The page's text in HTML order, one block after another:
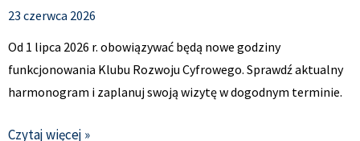
23 czerwca 2026
Od 1 lipca 2026 r. obowiązywać będą nowe godziny
funkcjonowania Klubu Rozwoju Cyfrowego. Sprawdź aktualny
harmonogram i zaplanuj swoją wizytę w dogodnym terminie.
Czytaj więcej »